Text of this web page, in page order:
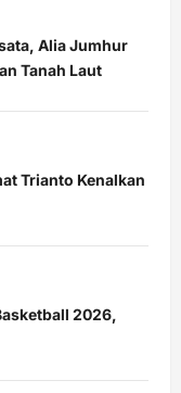
Alia Jumhur
Tanah Laut
Trianto Kenalkan
2026,